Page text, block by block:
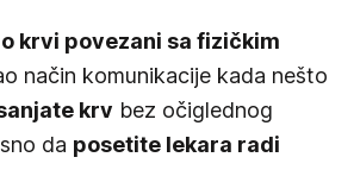
krvi povezani sa fizičkim
način komunikacije kada nešto
krv bez očiglednog
da posetite lekara radi